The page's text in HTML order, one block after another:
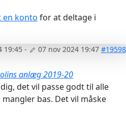
en konto for at deltage i
19:45 - 07 nov 2024 19:47 #19598
anlæg 2019-20
det vil passe godt til alle
bas. Det vil måske